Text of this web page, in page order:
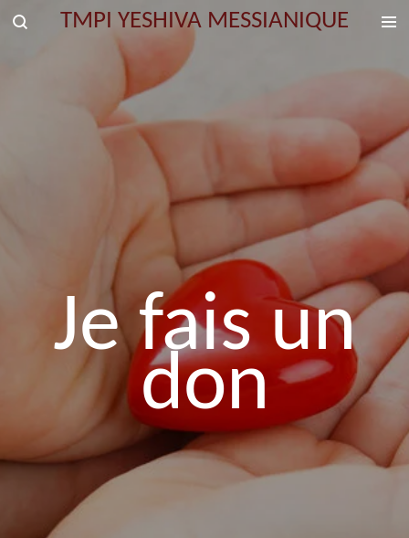
Passer
TMPI YESHIVA MESSIANIQUE
Je fais un
don